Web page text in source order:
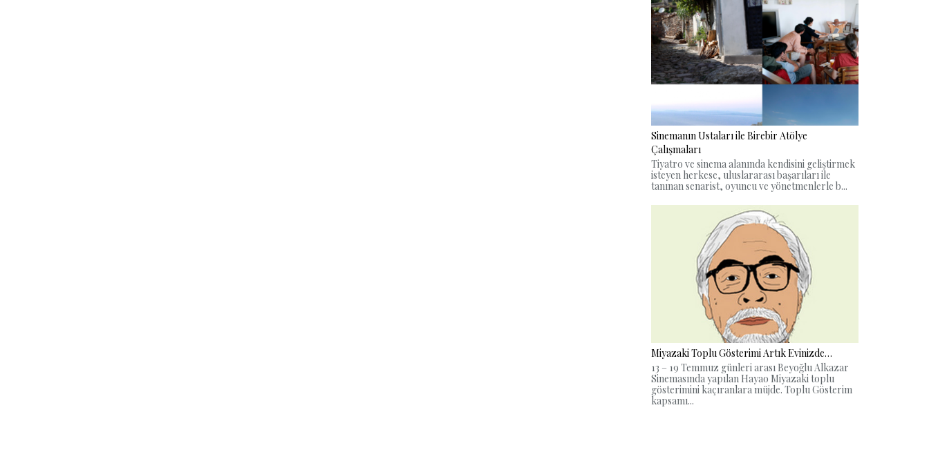
Sinemanın Ustaları ile Birebir Atölye
Çalışmaları
Tiyatro ve sinema alanında kendisini geliştirmek
isteyen herkese, uluslararası başarıları ile
tanınan senarist, oyuncu ve yönetmenlerle b...
Miyazaki Toplu Gösterimi Artık Evinizde…
13 – 19 Temmuz günleri arası Beyoğlu Alkazar
Sinemasında yapılan Hayao Miyazaki toplu
gösterimini kaçıranlara müjde. Toplu Gösterim
kapsamı...